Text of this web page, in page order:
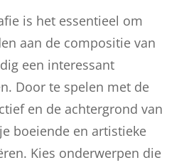
is het essentieel om
aan de compositie van
een interessant
Door te spelen met de
en de achtergrond van
boeiende en artistieke
Kies onderwerpen die